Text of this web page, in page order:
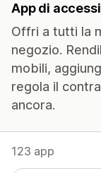
App di
Offri a tutti la
negozio.
mobili,
regola il
ancora.
123 app